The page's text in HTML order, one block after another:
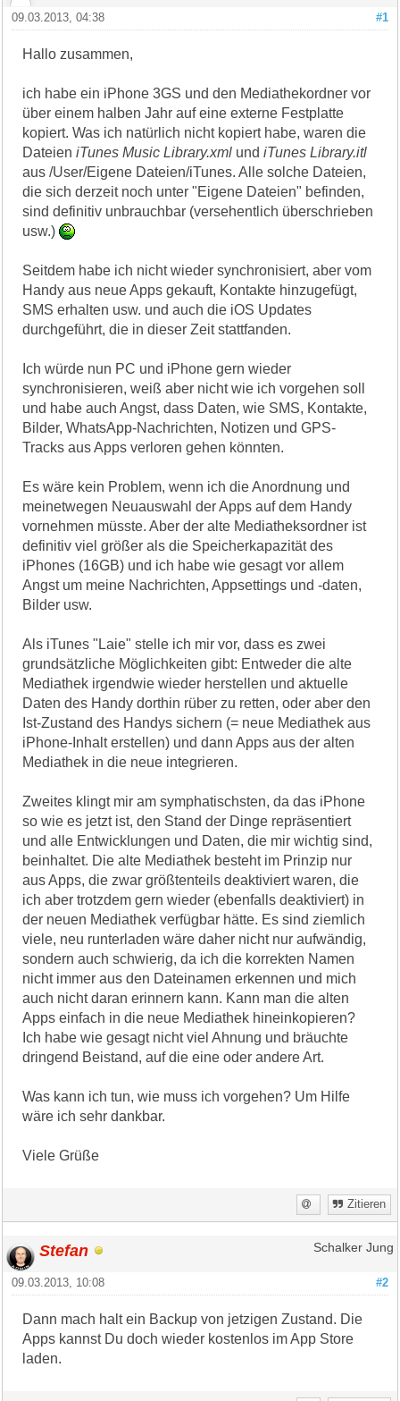
#1
09.03.2013, 04:38
Hallo zusammen,
ich habe ein iPhone 3GS und den Mediathekordner vor
über einem halben Jahr auf eine externe Festplatte
kopiert. Was ich natürlich nicht kopiert habe, waren die
DateieniTunes Music Library.xml undiTunes Library.itl
aus /User/Eigene Dateien/iTunes. Alle solche Dateien,
die sich derzeit noch unter "Eigene Dateien" befinden,
sind definitiv unbrauchbar (versehentlich überschrieben
usw.)
Seitdem habe ich nicht wieder synchronisiert, aber vom
Handy aus neue Apps gekauft, Kontakte hinzugefügt,
SMS erhalten usw. und auch die iOS Updates
durchgeführt, die in dieser Zeit stattfanden.
Ich würde nun PC und iPhone gern wieder
synchronisieren, weiß aber nicht wie ich vorgehen soll
und habe auch Angst, dass Daten, wie SMS, Kontakte,
Bilder, WhatsApp-Nachrichten, Notizen und GPS-
Tracks aus Apps verloren gehen könnten.
Es wäre kein Problem, wenn ich die Anordnung und
meinetwegen Neuauswahl der Apps auf dem Handy
vornehmen müsste. Aber der alte Mediatheksordner ist
definitiv viel größer als die Speicherkapazität des
iPhones (16GB) und ich habe wie gesagt vor allem
Angst um meine Nachrichten, Appsettings und -daten,
Bilder usw.
Als iTunes "Laie" stelle ich mir vor, dass es zwei
grundsätzliche Möglichkeiten gibt: Entweder die alte
Mediathek irgendwie wieder herstellen und aktuelle
Daten des Handy dorthin rüber zu retten, oder aber den
Ist-Zustand des Handys sichern (= neue Mediathek aus
iPhone-Inhalt erstellen) und dann Apps aus der alten
Mediathek in die neue integrieren.
Zweites klingt mir am symphatischsten, da das iPhone
so wie es jetzt ist, den Stand der Dinge repräsentiert
und alle Entwicklungen und Daten, die mir wichtig sind,
beinhaltet. Die alte Mediathek besteht im Prinzip nur
aus Apps, die zwar größtenteils deaktiviert waren, die
ich aber trotzdem gern wieder (ebenfalls deaktiviert) in
der neuen Mediathek verfügbar hätte. Es sind ziemlich
viele, neu runterladen wäre daher nicht nur aufwändig,
sondern auch schwierig, da ich die korrekten Namen
nicht immer aus den Dateinamen erkennen und mich
auch nicht daran erinnern kann. Kann man die alten
Apps einfach in die neue Mediathek hineinkopieren?
Ich habe wie gesagt nicht viel Ahnung und bräuchte
dringend Beistand, auf die eine oder andere Art.
Was kann ich tun, wie muss ich vorgehen? Um Hilfe
wäre ich sehr dankbar.
Viele Grüße
Zitieren
Stefan Schalker Jung
#2
09.03.2013, 10:08
Dann mach halt ein Backup von jetzigen Zustand. Die
Apps kannst Du doch wieder kostenlos im App Store
laden.